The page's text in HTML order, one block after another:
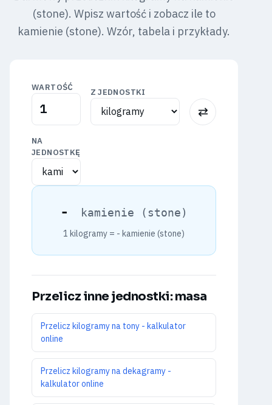
(stone). Wpisz wartość i zobacz ile to
kamienie (stone). Wzór, tabela i przykłady.
WARTOŚĆ
Z JEDNOSTKI
⇅
NA
JEDNOSTKĘ
- kamienie (stone)
1 kilogramy = - kamienie (stone)
Przelicz inne jednostki: masa
Przelicz kilogramy na tony - kalkulator
online
Przelicz kilogramy na dekagramy -
kalkulator online